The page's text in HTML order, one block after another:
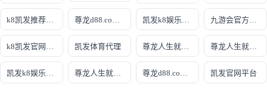
凯发体育代理
凯发官网平台